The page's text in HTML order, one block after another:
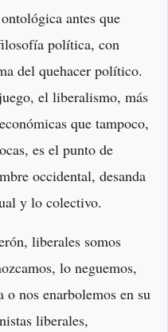
antes que
política, con
del quehacer político.
el liberalismo, más
que tampoco,
es el punto de
occidental, desanda
y lo colectivo.
liberales somos
lo neguemos,
nos enarbolemos en su
liberales,